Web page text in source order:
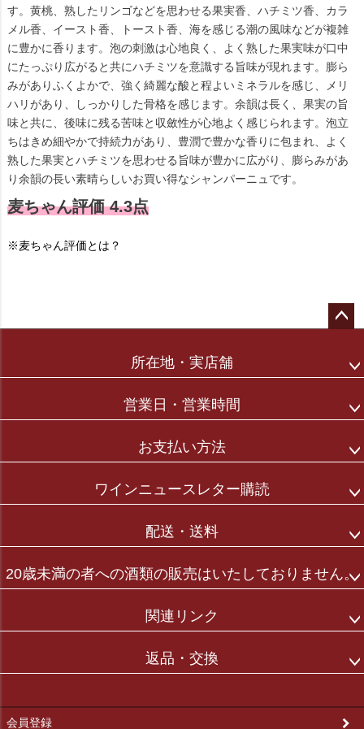
す。黄桃、熟したリンゴなどを思わせる果実香、ハチミツ香、カラ
メル香、イースト香、トースト香、海を感じる潮の風味などが複雑
に豊かに香ります。泡の刺激は心地良く、よく熟した果実味が口中
にたっぷり広がると共にハチミツを意識する旨味が現れます。膨ら
みがありふくよかで、強く綺麗な酸と程よいミネラルを感じ、メリ
ハリがあり、しっかりした骨格を感じます。余韻は長く、果実の旨
味と共に、後味に残る苦味と収斂性が心地よく感じられます。泡立
ちはきめ細やかで持続力があり、豊潤で豊かな香りに包まれ、よく
熟した果実とハチミツを思わせる旨味が豊かに広がり、膨らみがあ
り余韻の長い素晴らしいお買い得なシャンパーニュです。
麦ちゃん評価 4.3点
※麦ちゃん評価とは？
所在地・実店舗
営業日・営業時間
お支払い方法
ワインニュースレター購読
配送・送料
20歳未満の者への酒類の販売はいたしておりません。
関連リンク
返品・交換
会員登録